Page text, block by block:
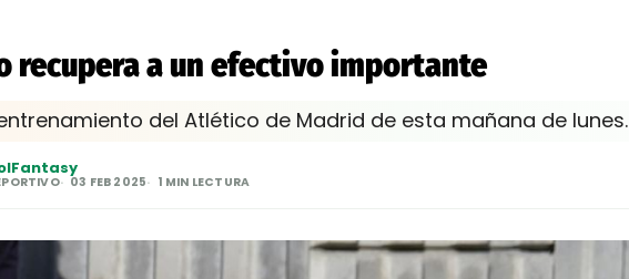
recupera a un efectivo importante
del Atlético de Madrid de esta mañana de lunes.
03 FEB 2025 1 MIN LECTURA